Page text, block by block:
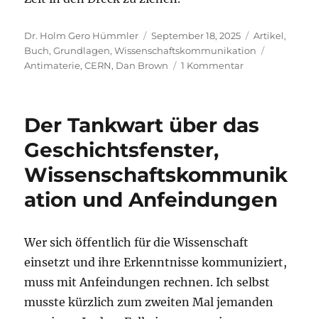
Autor
Dr. Holm Gero Hümmler
Veröffentlicht
am
September 18, 2025 Kategorien
Artikel,
Buch,Grundlagen,Wissenschaftskommunikation
Antimaterie,CERN, Dan Brown 1 Kommentarzu
gegen
wie
sieht
es
am
aus,
und
ist
Antimaterie?
Der Tankwart über das
Geschichtsfenster,
Wissenschaftskommunik
ation und Anfeindungen
Wer sich öffentlich für die Wissenschaft
einsetzt und ihre Erkenntnisse kommuniziert,
muss mit Anfeindungen rechnen. Ich selbst
musste kürzlich zum zweiten Mal jemanden